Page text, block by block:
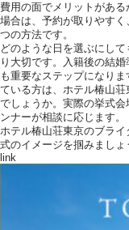
費用の面でメリットがあ
場合は、予約が取りやす
つの方法です。
どのような日を選ぶにし
り大切です。入籍後の結
も重要なステップになり
ている方は、ホテル椿山
でしょうか。実際の挙式
ンナーが相談に応じます。
ホテル椿山荘東京のブラ
式のイメージを掴みましょ
link